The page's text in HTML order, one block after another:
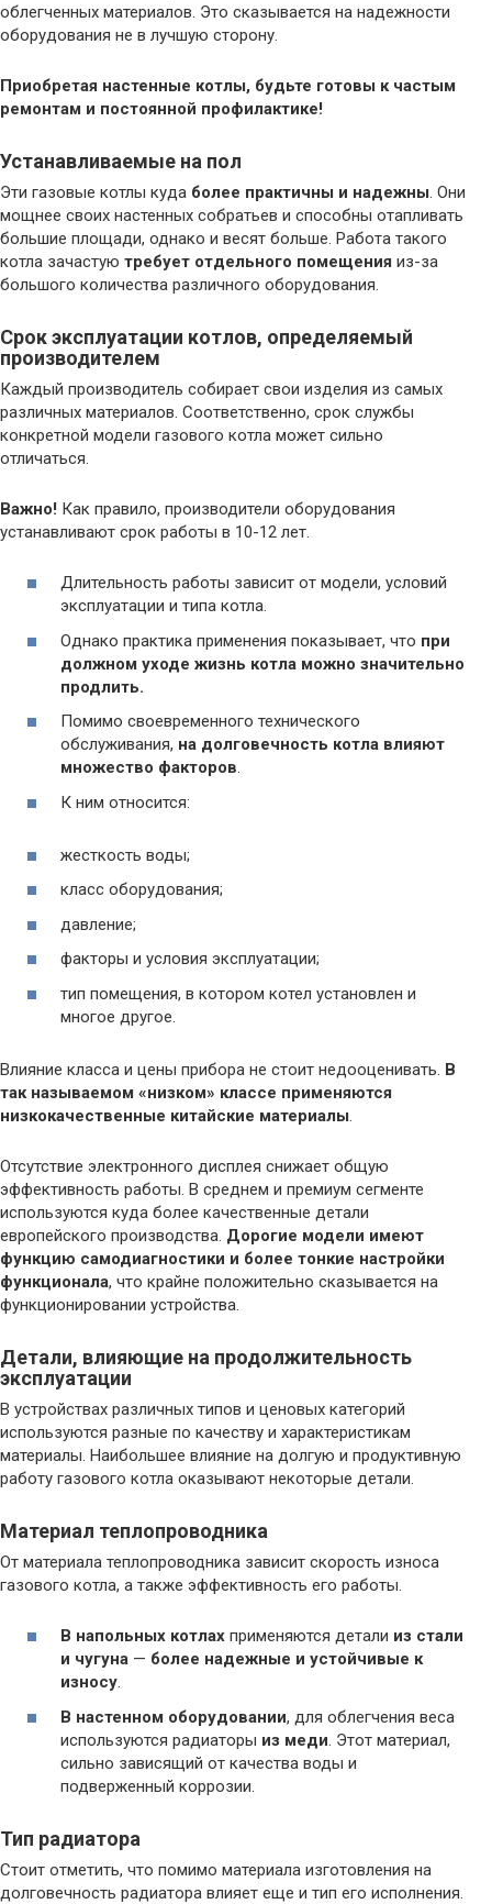
облегченных материалов. Это сказывается на надежности
оборудования не в лучшую сторону.
Приобретая настенные котлы, будьте готовы к частым
ремонтам и постоянной профилактике!
Устанавливаемые на пол
Эти газовые котлы куда более практичны и надежны. Они
мощнее своих настенных собратьев и способны отапливать
большие площади, однако и весят больше. Работа такого
котла зачастую требует отдельного помещения из-за
большого количества различного оборудования.
Срок эксплуатации котлов, определяемый
производителем
Каждый производитель собирает свои изделия из самых
различных материалов. Соответственно, срок службы
конкретной модели газового котла может сильно
отличаться.
Важно! Как правило, производители оборудования
устанавливают срок работы в 10-12 лет.
Длительность работы зависит от модели, условий
эксплуатации и типа котла.
Однако практика применения показывает, что при
должном уходе жизнь котла можно значительно
продлить.
Помимо своевременного технического
обслуживания, на долговечность котла влияют
множество факторов.
К ним относится:
жесткость воды;
класс оборудования;
давление;
факторы и условия эксплуатации;
тип помещения, в котором котел установлен и
многое другое.
Влияние класса и цены прибора не стоит недооценивать. В
так называемом «низком» классе применяются
низкокачественные китайские материалы.
Отсутствие электронного дисплея снижает общую
эффективность работы. В среднем и премиум сегменте
используются куда более качественные детали
европейского производства. Дорогие модели имеют
функцию самодиагностики и более тонкие настройки
функционала, что крайне положительно сказывается на
функционировании устройства.
Детали, влияющие на продолжительность
эксплуатации
В устройствах различных типов и ценовых категорий
используются разные по качеству и характеристикам
материалы. Наибольшее влияние на долгую и продуктивную
работу газового котла оказывают некоторые детали.
Материал теплопроводника
От материала теплопроводника зависит скорость износа
газового котла, а также эффективность его работы.
В напольных котлах применяются детали из стали
и чугуна — более надежные и устойчивые к
износу.
В настенном оборудовании, для облегчения веса
используются радиаторы из меди. Этот материал,
сильно зависящий от качества воды и
подверженный коррозии.
Тип радиатора
Стоит отметить, что помимо материала изготовления на
долговечность радиатора влияет еще и тип его исполнения.